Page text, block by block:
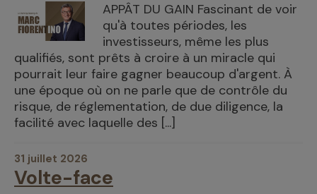
APPÂT DU GAIN Fascinant de voir
qu'à toutes périodes, les
investisseurs, même les plus
qualifiés, sont prêts à croire à un miracle qui
pourrait leur faire gagner beaucoup d'argent. À
une époque où on ne parle que de contrôle du
risque, de réglementation, de due diligence, la
facilité avec laquelle des [...]
31 juillet 2026
Volte-face